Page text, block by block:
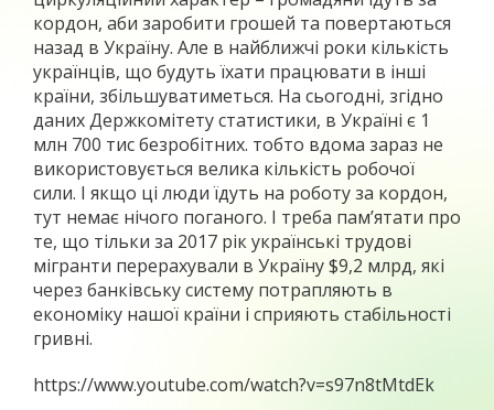
кордон, аби заробити грошей та повертаються
назад в Україну. Але в найближчі роки кількість
українців, що будуть їхати працювати в інші
країни, збільшуватиметься. На сьогодні, згідно
даних Держкомітету статистики, в Україні є 1
млн 700 тис безробітних. тобто вдома зараз не
використовується велика кількість робочої
сили. І якщо ці люди їдуть на роботу за кордон,
тут немає нічого поганого. І треба пам’ятати про
те, що тільки за 2017 рік українські трудові
мігранти перерахували в Україну $9,2 млрд, які
через банківську систему потрапляють в
економіку нашої країни і сприяють стабільності
гривні.
https://www.youtube.com/watch?v=s97n8tMtdEk